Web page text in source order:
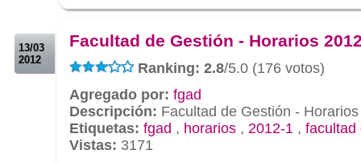
13/03
2012
Facultad de Gestión - Horarios
Ranking: 2.8/5.0 (176 votos)
Agregado por: fgad
Descripción: Facultad de Gestión -
Etiquetas: fgad , horarios , 2012-1 , facultad
Vistas: 3171